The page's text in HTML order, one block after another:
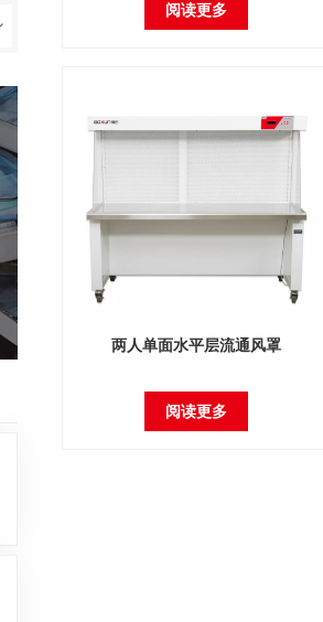
阅读更多
两人单面水平层流通风罩
阅读更多